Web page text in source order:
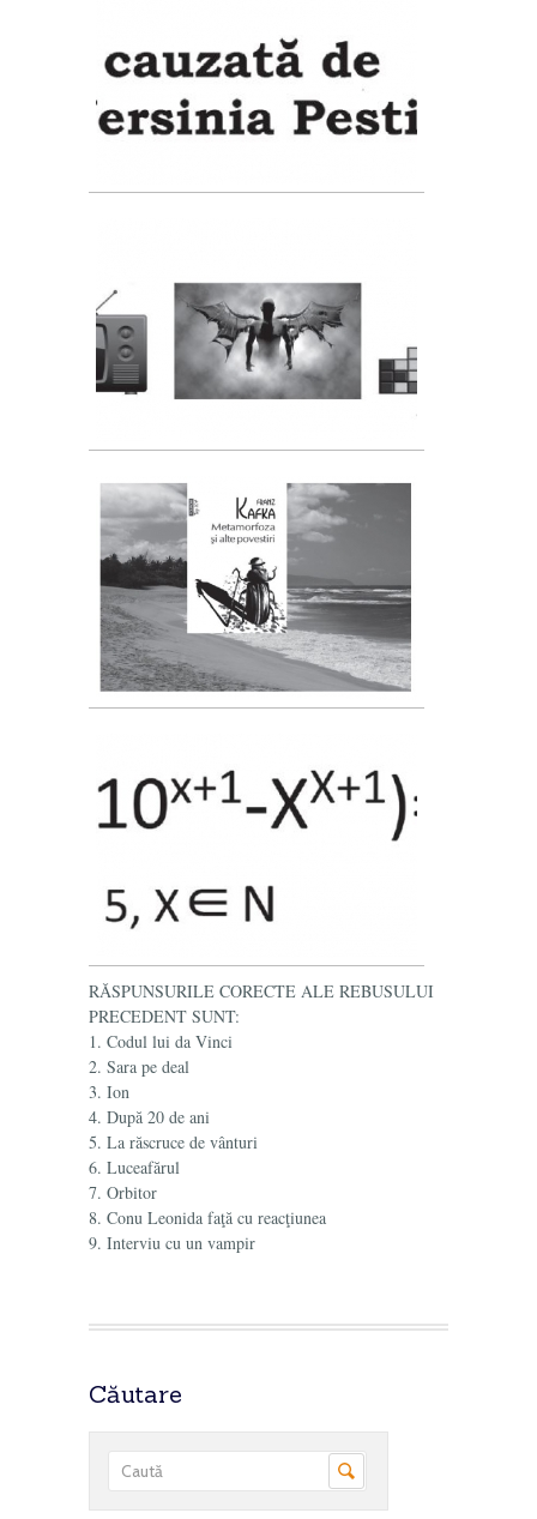
RĂSPUNSURILE CORECTE ALE REBUSULUI
PRECEDENT SUNT:
1. Codul lui da Vinci
2. Sara pe deal
3. Ion
4. După 20 de ani
5. La răscruce de vânturi
6. Luceafărul
7. Orbitor
8. Conu Leonida faţă cu reacţiunea
9. Interviu cu un vampir
Căutare